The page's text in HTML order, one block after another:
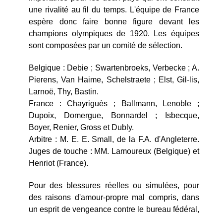
une rivalité au fil du temps. L'équipe de France
espère donc faire bonne figure devant les
champions olympiques de 1920. Les équipes
sont composées par un comité de sélection.
Belgique : Debie ; Swartenbroeks, Verbecke ; A.
Pierens, Van Haime, Schelstraete ; Elst, Gil-lis,
Larnoë, Thy, Bastin.
France : Chayriguès ; Ballmann, Lenoble ;
Dupoix, Domergue, Bonnardel ; Isbecque,
Boyer, Renier, Gross et Dubly.
Arbitre : M. E. E. Small, de la F.A. d'Angleterre.
Juges de touche : MM. Lamoureux (Belgique) et
Henriot (France).
Pour des blessures réelles ou simulées, pour
des raisons d'amour-propre mal compris, dans
un esprit de vengeance contre le bureau fédéral,